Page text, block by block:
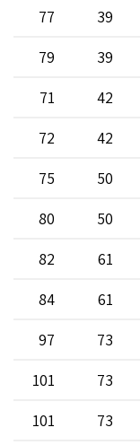
39
77
39
79
42
71
42
72
50
75
50
80
61
82
61
84
73
97
73
101
73
101